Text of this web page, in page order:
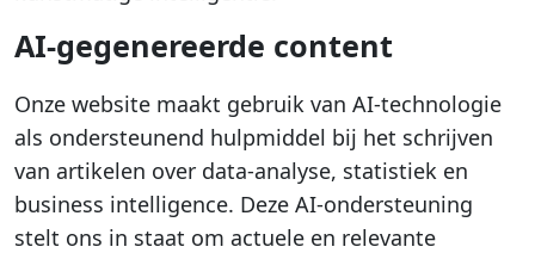
AI-gegenereerde content
Onze website maakt gebruik van AI-technologie
als ondersteunend hulpmiddel bij het schrijven
van artikelen over data-analyse, statistiek en
business intelligence. Deze AI-ondersteuning
stelt ons in staat om actuele en relevante